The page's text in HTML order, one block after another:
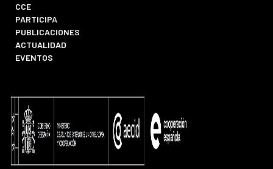
CCE
PARTICIPA
PUBLICACIONES
ACTUALIDAD
EVENTOS